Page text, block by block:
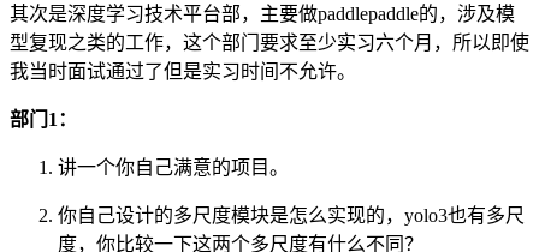
其次是深度学习技术平台部，主要做paddlepaddle的，涉及模
型复现之类的工作，这个部门要求至少实习六个月，所以即使
我当时面试通过了但是实习时间不允许。
部门1：
讲一个你自己满意的项目。
你自己设计的多尺度模块是怎么实现的，yolo3也有多尺
度，你比较一下这两个多尺度有什么不同？